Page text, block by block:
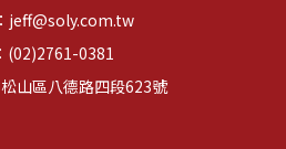
jeff@soly.com.tw
(02)2761-0381
山區八德路四段623號